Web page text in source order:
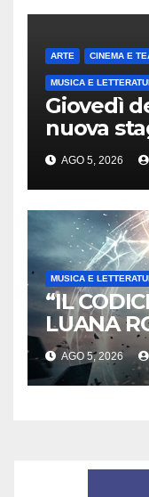
ARTE CINEMA E
MUSICA E
Giovedì
nuova
maggio
AGO 5, 2026
MUSICA E
“IL
LUANA
DESTINO
AGO 5, 2026